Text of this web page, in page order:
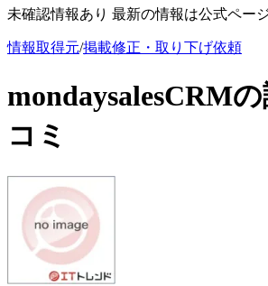
未確認情報あり 最新の情報は公式ペー
情報取得元/掲載修正・取り下げ依頼
mondaysalesCRM
コミ